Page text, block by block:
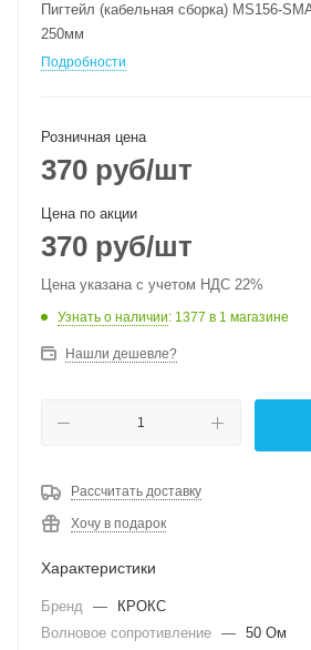
Пигтейл (кабельная сборка) MS156-
250мм
Подробности
Розничная цена
370 руб/шт
Цена по акции
370 руб/шт
Цена указана с учетом НДС 22%
Узнать о наличии: 1377 в 1 магазине
Нашли дешевле?
Рассчитать доставку
Хочу в подарок
Характеристики
Бренд —
КРОКС
Волновое сопротивление — 50 Ом